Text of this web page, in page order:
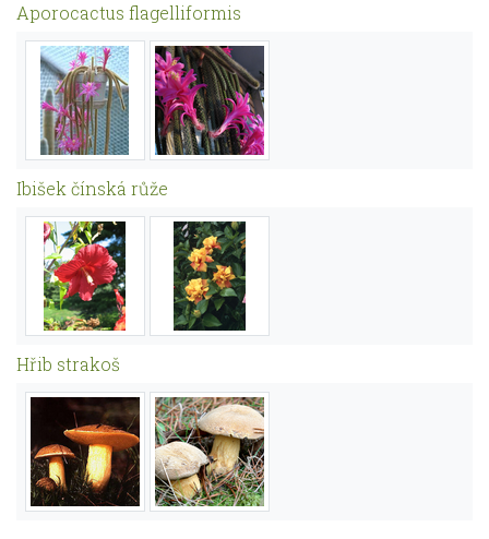
Aporocactus flagelliformis
Ibišek čínská růže
Hřib strakoš